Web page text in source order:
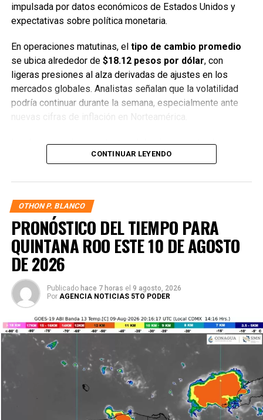
impulsada por datos económicos de Estados Unidos y
expectativas sobre política monetaria.
En operaciones matutinas, el tipo de cambio promedio
se ubica alrededor de $18.12 pesos por dólar, con
ligeras presiones al alza derivadas de ajustes en los
mercados globales. Analistas señalan que la volatilidad
podría continuar durante la semana, especialmente ante
nuevas cifras de inflación en Norteamérica.
Los bancos más importantes del país presentan las
siguientes cotizaciones al público, donde se observa una
Citibanamex
BBVA— Compra: $17.70 / Venta: $18.50
Banorte— Compra: $17.65 / Venta: $18.45
Santander
En cuanto a laBolsa Mexicana de Valores
S&P/BMV IPC registra una ligera baja cercana al0.35%
afectado por retrocesos en emisoras del sector industrial
y financiero. A pesar de ello, algunos componentes
defensivos muestran estabilidad, lo que ayuda a contener
mayores pérdidas.
Los especialistas coinciden en que los mercados
seguirán atentos a anuncios económicos internacionales y
CONTINUAR LEYENDO
OTHON P. BLANCO
PRONÓSTICO DEL TIEMPO PARA
QUINTANA ROO ESTE 10 DE AGOSTO
DE 2026
Publicado hace 7 horas el 9 agosto, 2026
Por AGENCIA NOTICIAS 5TO PODER